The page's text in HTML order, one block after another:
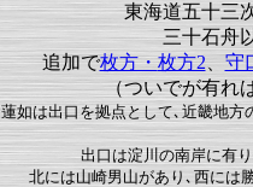
東海道五十三
三十石舟
追加で枚方・枚方2、守
（ついでが有れ
蓮如は出口を拠点として､近畿地方
出口は淀川の南岸に有
北には山崎男山があり､西には